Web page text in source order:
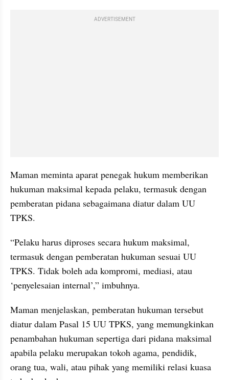
ADVERTISEMENT
Maman meminta aparat penegak hukum memberikan
hukuman maksimal kepada pelaku, termasuk dengan
pemberatan pidana sebagaimana diatur dalam UU
TPKS.
“Pelaku harus diproses secara hukum maksimal,
termasuk dengan pemberatan hukuman sesuai UU
TPKS. Tidak boleh ada kompromi, mediasi, atau
‘penyelesaian internal’,” imbuhnya.
Maman menjelaskan, pemberatan hukuman tersebut
diatur dalam Pasal 15 UU TPKS, yang memungkinkan
penambahan hukuman sepertiga dari pidana maksimal
apabila pelaku merupakan tokoh agama, pendidik,
orang tua, wali, atau pihak yang memiliki relasi kuasa